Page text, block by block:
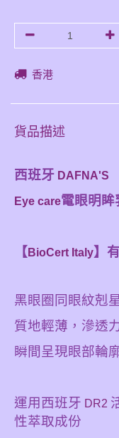
香港
貨品描述
西班牙 DAFNA'S
Eye care電眼明眸
【 BioCert Italy】
黑眼圈同眼紋剋
質地輕薄，滲透
瞬間呈現眼部輪
運用西班牙 DR2
性萃取成份